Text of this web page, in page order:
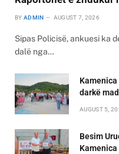
BY ADMIN AUGUST 7, 2026
Sipas Policisë, ankuesi ka
dalë nga…
darkë
AUGUST 5,
Besim